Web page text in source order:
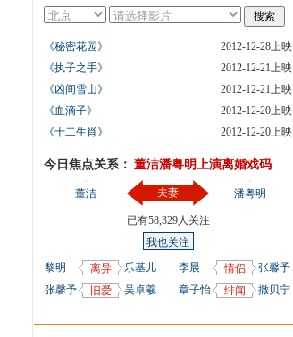
《秘密花园》
2012-12-28上映
《执子之手》
2012-12-21上映
《凶间雪山》
2012-12-21上映
《血滴子》
2012-12-20上映
《十二生肖》
2012-12-20上映
今日焦点关系： 董洁潘粤明上演离婚戏码
董洁 夫妻
已有58,329人关注
我也关注
潘粤明
黎明 离异
乐基儿
张馨予
旧爱 吴卓羲
李晨 情侣
张馨予
章子怡
绯闻 撒贝宁